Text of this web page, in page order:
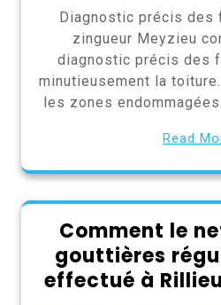
Diagnostic précis des
zingueur Meyzieu
diagnostic précis des
minutieusement la
les zones
Read
Comment le
gouttières
effectué à